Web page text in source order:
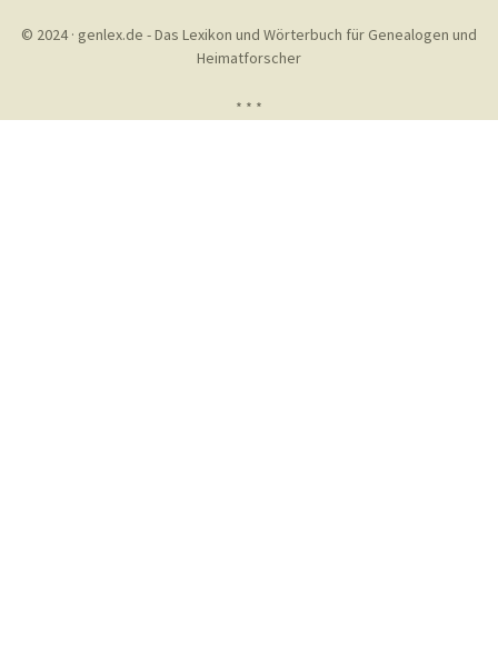
© 2024 · genlex.de - Das Lexikon und Wörterbuch für Genealogen und
Heimatforscher
* * *